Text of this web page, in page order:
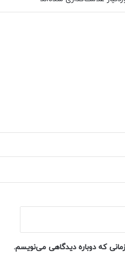
که دوباره دیدگاهی می‌نویسم.